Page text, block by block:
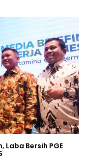
Bersih PGE